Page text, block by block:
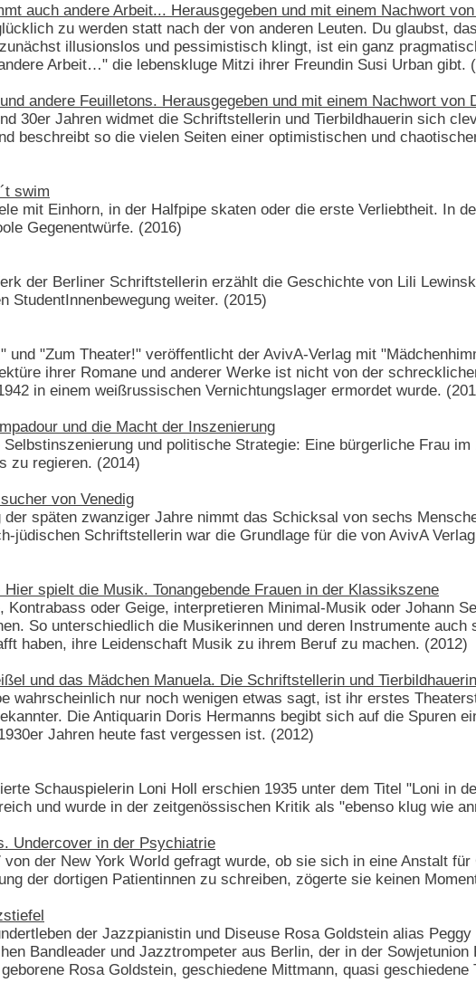
auch andere Arbeit... Herausgegeben und mit einem Nachwort
zu werden statt nach der von anderen Leuten. Du glaubst,
illusionslos und pessimistisch klingt, ist ein ganz
Arbeit…" die lebenskluge Mitzi ihrer Freundin Susi Urban gibt.
andere Feuilletons. Herausgegeben und mit einem Nachwort von
30er Jahren widmet die Schriftstellerin und Tierbildhauerin sich
beschreibt so die vielen Seiten einer optimistischen und
swim
mit Einhorn, in der Halfpipe skaten oder die erste Verliebtheit. In
Gegenentwürfe. (2016)
der Berliner Schriftstellerin erzählt die Geschichte von Lili
StudentInnenbewegung weiter. (2015)
und "Zum Theater!" veröffentlicht der AvivA-Verlag mit
ihrer Romane und anderer Werke ist nicht von der
in einem weißrussischen Vernichtungslager ermordet wurde.
und die Macht der Inszenierung
und politische Strategie: Eine bürgerliche Frau
zu regieren. (2014)
von Venedig
späten zwanziger Jahre nimmt das Schicksal von sechs
jüdischen Schriftstellerin war die Grundlage für die von AvivA
spielt die Musik. Tonangebende Frauen in der Klassikszene
Kontrabass oder Geige, interpretieren Minimal-Musik oder Johann
So unterschiedlich die Musikerinnen und deren Instrumente auch
haben, ihre Leidenschaft Musik zu ihrem Beruf zu machen. (2012)
und das Mädchen Manuela. Die Schriftstellerin und
wahrscheinlich nur noch wenigen etwas sagt, ist ihr erstes
Die Antiquarin Doris Hermanns begibt sich auf die Spuren
Jahren heute fast vergessen ist. (2012)
Schauspielerin Loni Holl erschien 1935 unter dem Titel "Loni in
und wurde in der zeitgenössischen Kritik als "ebenso klug wie
Undercover in der Psychiatrie
der New York World gefragt wurde, ob sie sich in eine Anstalt
der dortigen Patientinnen zu schreiben, zögerte sie keinen
der Jazzpianistin und Diseuse Rosa Goldstein alias
Bandleader und Jazztrompeter aus Berlin, der in der
Rosa Goldstein, geschiedene Mittmann, quasi geschiedene